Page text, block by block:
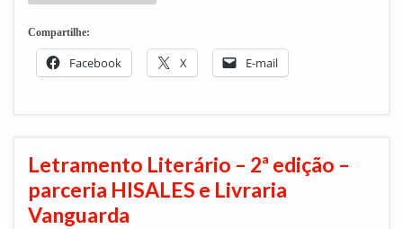
Compartilhe:
Facebook X E-mail
Letramento Literário – 2ª edição –
parceria HISALES e Livraria
Vanguarda